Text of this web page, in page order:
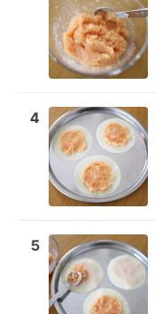
4
5